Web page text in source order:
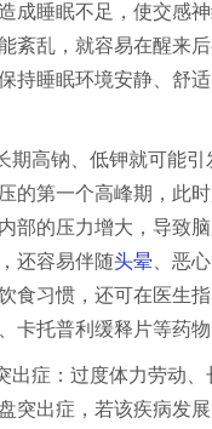
成睡眠不足，使交感
紊乱，就容易在醒来
持睡眠环境安静、舒
期高钠、低钾就可能
的第一个高峰期，此
部的压力增大，导致脑
还容易伴随头晕 、恶
食习惯，还可在医生
卡托普利缓释片等药物
出症：过度体力劳动
突出症，若该疾病发